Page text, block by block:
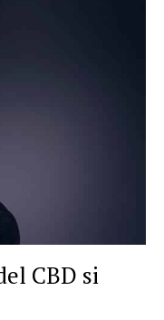
CBD si